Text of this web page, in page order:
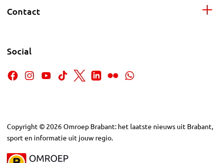
Contact
Social
Copyright © 2026Omroep Brabant: het laatste nieuws uit Brabant,
sport en informatie uit jouw regio.